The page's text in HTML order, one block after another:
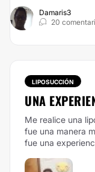
Damaris3
20
LIPOSUCCIÓN
UNA
Me realice una
fue una manera
fue una